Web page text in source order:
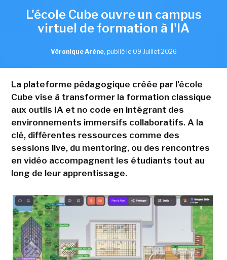
L'école Cube ouvre un campus
virtuel de formation à l'IA
Véronique Arène, publié le 09 Juillet 2026
La plateforme pédagogique créée par l'école
Cube vise à transformer la formation classique
aux outils IA et no code en intégrant des
environnements immersifs collaboratifs. A la
clé, différentes ressources comme des
sessions live, du mentoring, ou des rencontres
en vidéo accompagnent les étudiants tout au
long de leur apprentissage.